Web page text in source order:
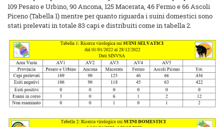
109 Pesaro e Urbino, 90 Ancona, 125 Macerata, 46 Fermo e 66 Ascoli
Piceno (Tabella 1) mentre per quanto riguarda i suini domestici sono
stati prelevati in totale 83 capi e distribuiti come in tabella 2.